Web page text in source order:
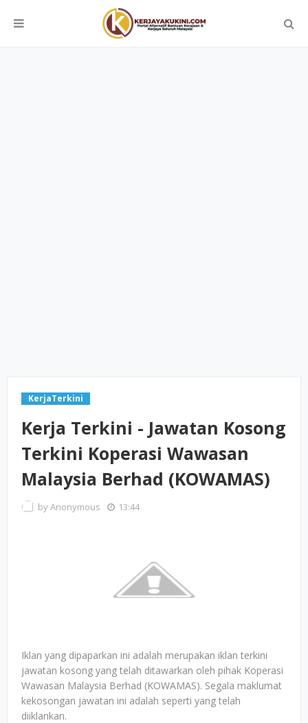
KerjaTerkini
Kerja Terkini - Jawatan Kosong
Terkini Koperasi Wawasan
Malaysia Berhad (KOWAMAS)
byAnonymous 13:44
Iklan yang dipaparkan ini adalah merupakan iklan terkini
jawatan kosong yang telah ditawarkan oleh pihak Koperasi
Wawasan Malaysia Berhad (KOWAMAS). Segala maklumat
kekosongan jawatan ini adalah seperti yang telah
diiklankan.